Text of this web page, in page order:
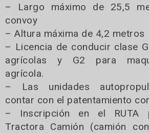
– Largo máximo de 25,5
convoy
– Altura máxima de 4,2 metros
– Licencia de conducir clase
agrícolas y G2 para
agrícola.
– Las unidades
contar con el patentamiento
– Inscripción en el RUTA
Tractora Camión (camión